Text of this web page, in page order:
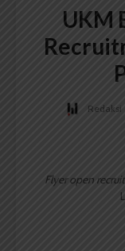
UKM
Redaksi
Flyer open